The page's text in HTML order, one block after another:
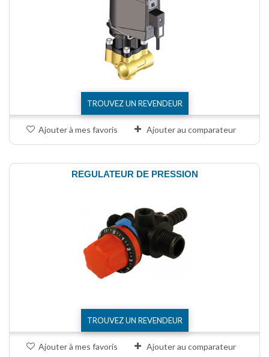
TROUVEZ UN REVENDEUR
Ajouter à mes favoris Ajouter au comparateur
REGULATEUR DE PRESSION
TROUVEZ UN REVENDEUR
Ajouter à mes favoris Ajouter au comparateur